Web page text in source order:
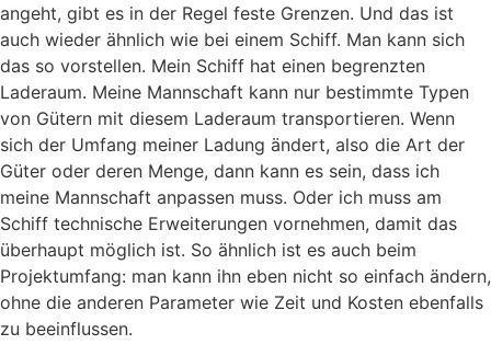
angeht, gibt es in der Regel feste Grenzen. Und das ist
auch wieder ähnlich wie bei einem Schiff. Man kann sich
das so vorstellen. Mein Schiff hat einen begrenzten
Laderaum. Meine Mannschaft kann nur bestimmte Typen
von Gütern mit diesem Laderaum transportieren. Wenn
sich der Umfang meiner Ladung ändert, also die Art der
Güter oder deren Menge, dann kann es sein, dass ich
meine Mannschaft anpassen muss. Oder ich muss am
Schiff technische Erweiterungen vornehmen, damit das
überhaupt möglich ist. So ähnlich ist es auch beim
Projektumfang: man kann ihn eben nicht so einfach ändern,
ohne die anderen Parameter wie Zeit und Kosten ebenfalls
zu beeinflussen.